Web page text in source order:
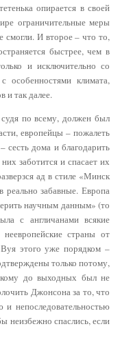
опирается в своей
ограничительные меры
смогли. И второе – что то,
быстрее, чем в
и исключительно со
особенностями климата,
и так далее.
по всему, должен был
европейцы – пожалеть
сесть дома и благодарить
заботится и спасает их
ад в стиле «Минск
забавные. Европа
научным данным» (то
с англичанами всякие
страны от
этого уже порядком –
только потому,
до выходных был не
Джонсона за то, что
непоследовательностью
неизбежно спаслись, если